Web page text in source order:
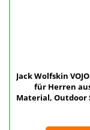
Jack Wolfskin
für Herren
Material, Outdoor